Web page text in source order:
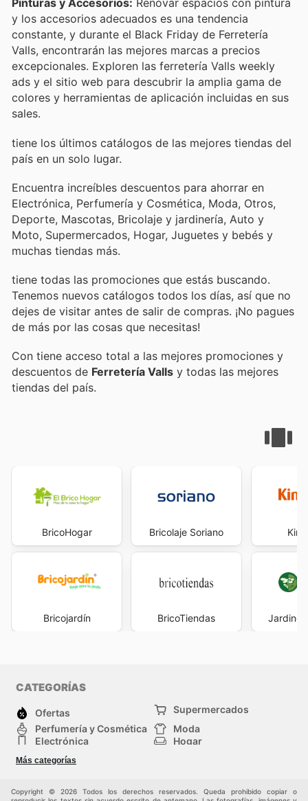
Pinturas y Accesorios: Renovar espacios con pintura
y los accesorios adecuados es una tendencia
constante, y durante el Black Friday de Ferretería
Valls, encontrarán las mejores marcas a precios
excepcionales. Exploren las ferretería Valls weekly
ads y el sitio web para descubrir la amplia gama de
colores y herramientas de aplicación incluidas en sus
sales.
tiene los últimos catálogos de las mejores tiendas del
país en un solo lugar.
Encuentra increíbles descuentos para ahorrar en
Electrónica, Perfumería y Cosmética, Moda, Otros,
Deporte, Mascotas, Bricolaje y jardinería, Auto y
Moto, Supermercados, Hogar, Juguetes y bebés y
muchas tiendas más.
tiene todas las promociones que estás buscando.
Tenemos nuevos catálogos todos los días, así que no
dejes de visitar antes de salir de compras. ¡No pagues
de más por las cosas que necesitas!
Con tiene acceso total a las mejores promociones y
descuentos de Ferretería Valls y todas las mejores
tiendas del país.
BricoHogar
Bricojardín
Bricolaje Soriano
BricoTiendas
CATEGORÍAS
Ofertas
Supermercados
Perfumería y Cosmética
Moda
Electrónica
Hogar
Deporte
Juguetes y bebés
Más categorías
Copyright © 2026 Todos los derechos reservados. Queda prohibido copiar o